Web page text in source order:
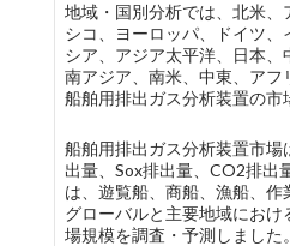
地域・国別分析では、北米、
シコ、ヨーロッパ、ドイツ、
シア、アジア太平洋、日本
南アジア、南米、中東、アフ
船舶用排出ガス分析装置の市
船舶用排出ガス分析装置市
出量、Sox排出量、CO2排出
は、遊覧船、商船、漁船、
グローバルと主要地域にお
場規模を調査・予測しました。